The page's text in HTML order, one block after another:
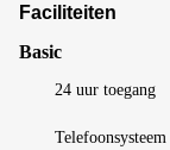
Faciliteiten
Basic
24 uur toegang
Telefoonsysteem